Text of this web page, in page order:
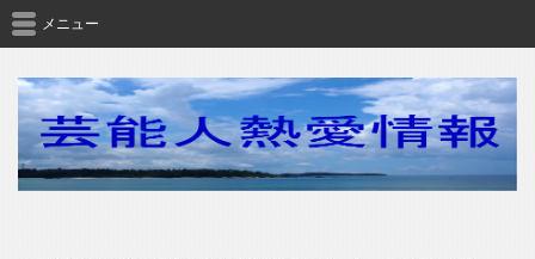
メニュー